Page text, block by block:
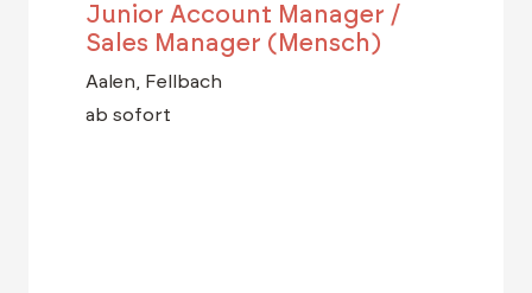
Junior Account Manager /
Sales Manager (Mensch)
Aalen, Fellbach
ab sofort